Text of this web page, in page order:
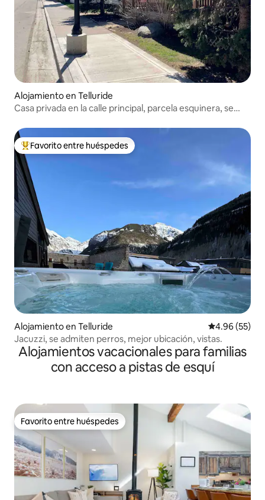
Alojamiento en Telluride
Casa privada en la calle principal, parcela esquinera, se
Favorito entre huéspedes preferido
Favorito entre huéspedes
Alojamiento en Telluride Calificación
4.96 (55)
Jacuzzi, se admiten perros, mejor ubicación, vistas.
Alojamientos vacacionales para familias
con acceso a pistas de esquí
Favorito entre huéspedes
Favorito entre huéspedes